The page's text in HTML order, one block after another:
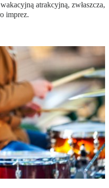
atrakcyjną, zwłaszcza,
imprez.